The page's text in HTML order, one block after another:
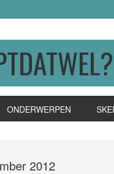
ONDERWERPEN
2012